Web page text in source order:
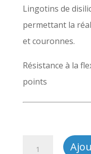
Lingotins de
permettant la
et couronnes.
Résistance à la
points